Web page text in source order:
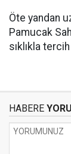
Öte yandan
Pamucak
sıklıkla
HABERE